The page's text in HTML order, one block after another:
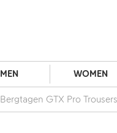
MEN WOMEN
Bergtagen GTX Pro